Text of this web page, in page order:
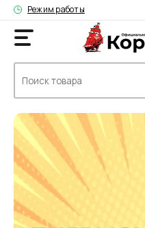
Режим работы